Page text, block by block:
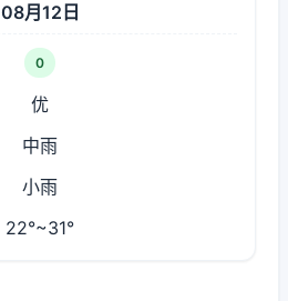
08月12日
0
优
中雨
小雨
22°~31°